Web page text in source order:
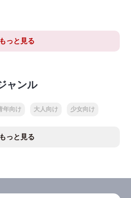
もっと見る
ャンル
年向け 大人向け 少女向け
もっと見る